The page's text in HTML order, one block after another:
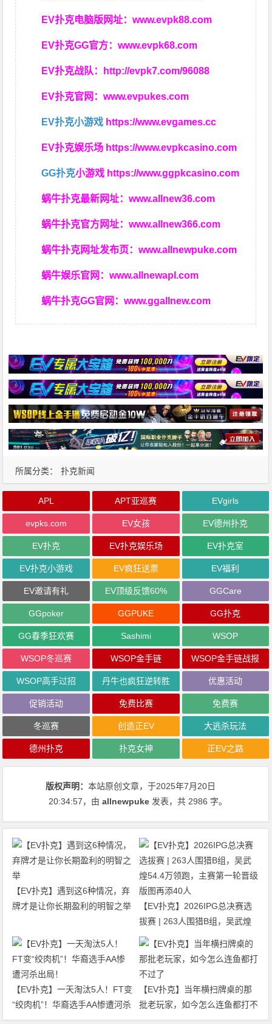
EV扑克电脑版网址：www.evpk88.com
EV扑克GG官方：www.evpk68.com
EV扑克战队： http://evpk7.com/96088
EV扑克官网：www.evpukes.com
EV扑克小游戏 https://www.evgames.cc
EV扑克娱乐场 https://www.evpkcasino.com
GG扑克小游戏 https://www.ggpkcasino.com
蜗牛扑克最新网址：www.allnew36.com
蜗牛扑克官方网址：www.allnew366.com
蜗牛扑克网址发布页：www.allnewpuke.com
蜗牛娱乐官网：www.allnewapl.com
蜗牛扑克GG官网：www.ggallnew.com
所属分类： 扑克新闻
APL APT亚巡赛 EVgirls
evpks.com EV女孩 EV德州扑克
EV扑克 EV扑克娱乐场 EV扑克室
EV扑克小游戏 EV疯狂送票 EV福利
EV邀请有礼 EV顶级反馈60% GGCare
GGpoker GGPUKE GG扑克
GG春季狂欢赛 Sashimi WSOP
WSOP冬巡赛 WSOP金手链 WSOP金手链战报
WSOP高手过招 丹牛也疯狂逆转胜 优惠活动
促销活动 免费比赛 免费赛
冬巡赛 创造正EV 大逃杀玩法
德州扑克 扑克女神 正EV之路
版权声明：本站原创文章，于2025年7月20日
20:34:57，由allnewpuke 发表，共 2986 字。
【EV扑克】遇到这6种情况，弃
牌才是让你长期盈利的明智之举
【EV扑克】2026IPG总决赛选
拔赛 | 263人围猎B组，吴武煌
54.4万领跑，主赛第一轮晋级版
【EV扑克】一天淘汰5人！FT变
“绞肉机”！华裔选手AA惨遭河杀
出局！
【EV扑克】当年横扫牌桌的那
批老玩家，如今怎么连鱼都打不
过了